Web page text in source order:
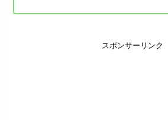
スポンサーリンク